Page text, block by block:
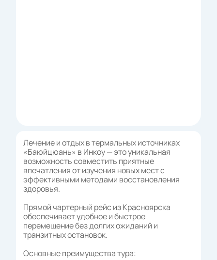
Лечение и отдых в термальных источниках
«Баюйцюань» в Инкоу — это уникальная
возможность совместить приятные
впечатления от изучения новых мест с
эффективными методами восстановления
здоровья.
Прямой чартерный рейс из Красноярска
обеспечивает удобное и быстрое
перемещение без долгих ожиданий и
транзитных остановок.
Основные преимущества тура: